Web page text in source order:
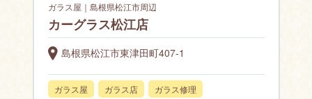
ガラス屋｜島根県松江市周辺
カーグラス松江店
島根県松江市東津田町407-1
ガラス屋 ガラス店
ガラス修理